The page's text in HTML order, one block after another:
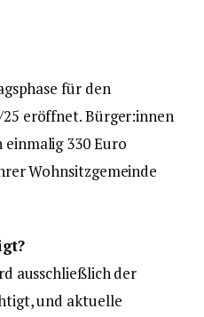
für den
25 eröffnet. Bürger:innen
einmalig 330 Euro
Wohnsitzgemeinde
ausschließlich der
und aktuelle